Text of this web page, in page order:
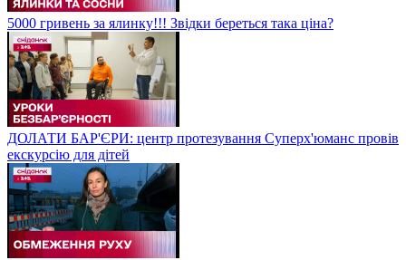
5000 гривень за ялинку!!! Звідки береться така ціна?
ДОЛАТИ БАР'ЄРИ: центр протезування Суперх'юманс провів
екскурсію для дітей